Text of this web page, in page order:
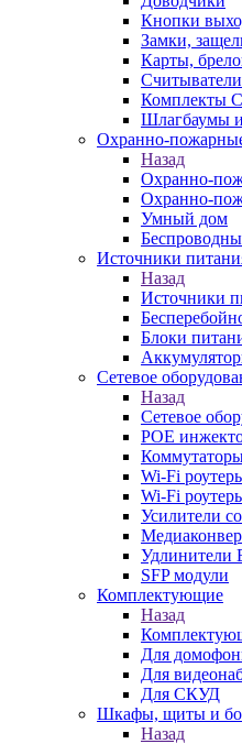
Кнопки
Замки,
Карты,
Считыватели
Комплекты
Шлагбаумы
Охранно-
Назад
Охранно-
Охранно-
Умный дом
Источники
Назад
Источники
Блоки
Сетевое
Назад
Сетевое
POE
Wi-Fi
Wi-Fi
Усилители
Удлинители
SFP модули
Комплектующие
Назад
Для
Для
Для СКУД
Шкафы, щиты и
Назад